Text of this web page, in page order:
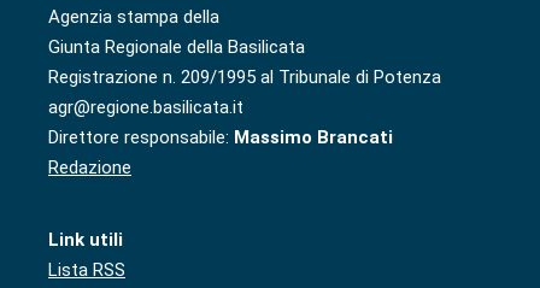
Agenzia stampa della
Giunta Regionale della Basilicata
Registrazione n. 209/1995 al Tribunale di Potenza
agr@regione.basilicata.it
Direttore responsabile: Massimo Brancati
Redazione
Link utili
Lista RSS